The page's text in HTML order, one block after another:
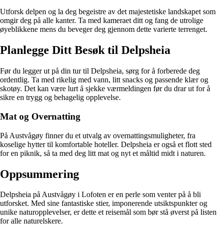
Utforsk delpen og la deg begeistre av det majestetiske landskapet som
omgir deg på alle kanter. Ta med kameraet ditt og fang de utrolige
øyeblikkene mens du beveger deg gjennom dette varierte terrenget.
Planlegge Ditt Besøk til Delpsheia
Før du legger ut på din tur til Delpsheia, sørg for å forberede deg
ordentlig. Ta med rikelig med vann, litt snacks og passende klær og
skotøy. Det kan være lurt å sjekke værmeldingen før du drar ut for å
sikre en trygg og behagelig opplevelse.
Mat og Overnatting
På Austvågøy finner du et utvalg av overnattingsmuligheter, fra
koselige hytter til komfortable hoteller. Delpsheia er også et flott sted
for en piknik, så ta med deg litt mat og nyt et måltid midt i naturen.
Oppsummering
Delpsheia på Austvågøy i Lofoten er en perle som venter på å bli
utforsket. Med sine fantastiske stier, imponerende utsiktspunkter og
unike naturopplevelser, er dette et reisemål som bør stå øverst på listen
for alle naturelskere.